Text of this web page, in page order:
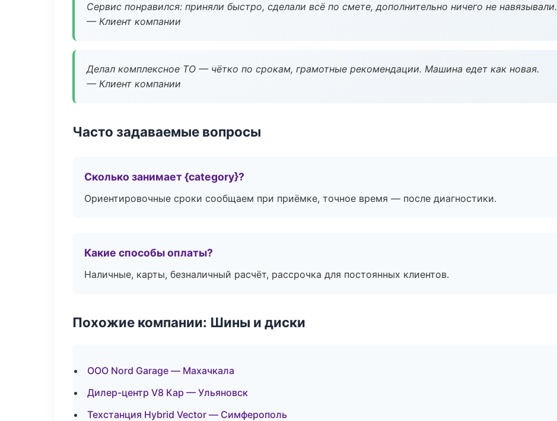
Сервис понравился: приняли быстро, сделали всё по смете, дополнительно ничего не навязывали.
— Клиент компании
Делал комплексное ТО — чётко по срокам, грамотные рекомендации. Машина едет как новая.
— Клиент компании
Часто задаваемые вопросы
Сколько занимает {category}?
Ориентировочные сроки сообщаем при приёмке, точное время — после диагностики.
Какие способы оплаты?
Наличные, карты, безналичный расчёт, рассрочка для постоянных клиентов.
Похожие компании: Шины и диски
ООО Nord Garage — Махачкала
Дилер-центр V8 Кар — Ульяновск
Техстанция Hybrid Vector — Симферополь